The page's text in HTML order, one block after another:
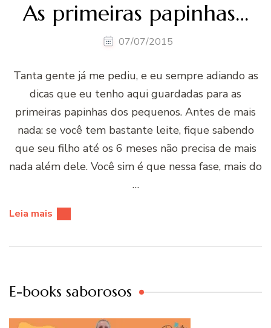
As primeiras papinhas…
07/07/2015
Tanta gente já me pediu, e eu sempre adiando as
dicas que eu tenho aqui guardadas para as
primeiras papinhas dos pequenos. Antes de mais
nada: se você tem bastante leite, fique sabendo
que seu filho até os 6 meses não precisa de mais
nada além dele. Você sim é que nessa fase, mais do
…
Leia mais
E-books saborosos